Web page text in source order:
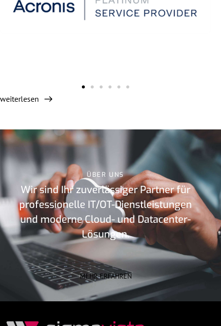
weiterlesen
ÜBER UNS
Wir sind Ihr zuverlässiger Partner für
professionelle IT/OT-Dienstleistungen
und moderne Cloud- und Datacenter-
Lösungen.
MEHR ERFAHREN